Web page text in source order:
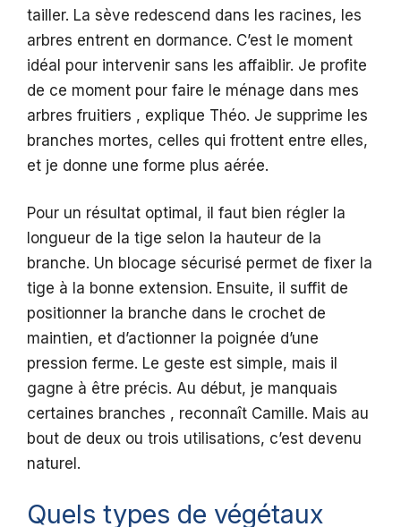
tailler. La sève redescend dans les racines, les
arbres entrent en dormance. C’est le moment
idéal pour intervenir sans les affaiblir. Je profite
de ce moment pour faire le ménage dans mes
arbres fruitiers , explique Théo. Je supprime les
branches mortes, celles qui frottent entre elles,
et je donne une forme plus aérée.
Pour un résultat optimal, il faut bien régler la
longueur de la tige selon la hauteur de la
branche. Un blocage sécurisé permet de fixer la
tige à la bonne extension. Ensuite, il suffit de
positionner la branche dans le crochet de
maintien, et d’actionner la poignée d’une
pression ferme. Le geste est simple, mais il
gagne à être précis. Au début, je manquais
certaines branches , reconnaît Camille. Mais au
bout de deux ou trois utilisations, c’est devenu
naturel.
Quels types de végétaux